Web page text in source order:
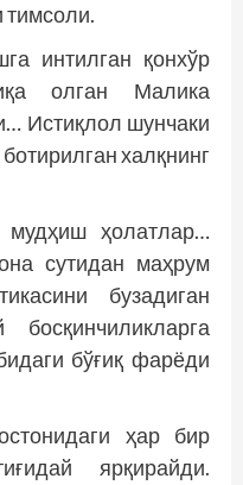
тимсоли.
интилган қонхўр
олган Малика
Истиқлол шунчаки
халқнинг
мудҳиш ҳолатлар…
сутидан маҳрум
бузадиган
бўғиқ фарёди
ҳар бир
ярқирайди.